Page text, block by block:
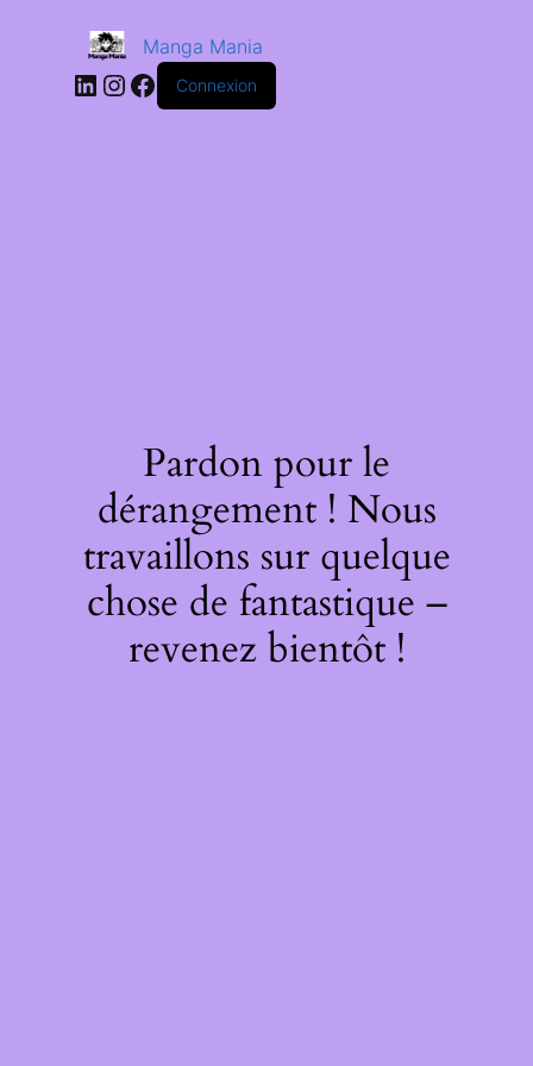
Manga Mania
Connexion
Pardon pour le
dérangement ! Nous
travaillons sur quelque
chose de fantastique –
revenez bientôt !